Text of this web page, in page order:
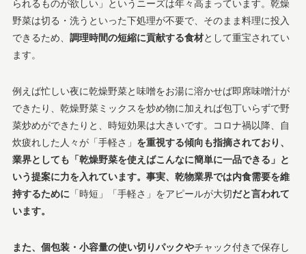
られるものが欲しい」というニーズは年々高まっています。乾燥
野菜は切る・洗うといった下処理が不要で、そのまま料理に投入
できるため、 調理時間の短縮に貢献する食材として重宝されてい
ます​。
例えば忙しい夜に乾燥野菜と味噌をお湯に溶かせば即席味噌汁が
できたり、乾燥野菜ミックスを炒め物に加えれば包丁いらずで野
菜炒めができたりと、時短効果は大きいです。コロナ禍以降、自
炊疲れした人々が「手軽さ」 を重視する傾向も指摘されており、
業界としても「乾燥野菜を使えばこんなに簡単に一品できる」と
いう提案に力を入れています​。事実、乾物業界では内食需要を維
持するために「時短」「手軽さ」をアピールが大切だと言われて
います​。
また、個包装・小容量の使い切りパックやチャック付きで保存し